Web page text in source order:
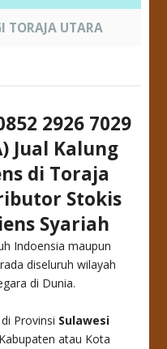
TORAJA UTARA
2926 7029
Jual Kalung
di Toraja
Stokis
Syariah
Indoensia maupun
diseluruh wilayah
di Dunia.
Provinsi Sulawesi
atau Kota